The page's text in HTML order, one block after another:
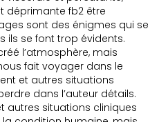
déprimante fb2 être
sont des énigmes qui se
ils se font trop évidents.
l’atmosphère, mais
fait voyager dans le
et autres situations
dans l’auteur détails.
autres situations cliniques